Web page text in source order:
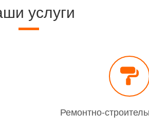
услуги
Ремонтно-